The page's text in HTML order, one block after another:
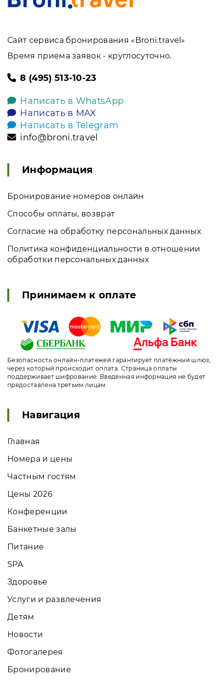
Сайт сервиса бронирования «Broni.travel»
Время приема заявок - круглосуточно.
8 (495) 513-10-23
Написать в WhatsApp
Написать в MAX
Написать в Telegram
info@broni.travel
Информация
Бронирование номеров онлайн
Способы оплаты, возврат
Согласие на обработку персональных данных
Политика конфиденциальности в отношении
обработки персональных данных
Принимаем к оплате
Безопасность онлайн-платежей гарантирует платёжный шлюз,
через который происходит оплата. Страница оплаты
поддерживает шифрование. Введенная информация не будет
предоставлена третьим лицам.
Навигация
Главная
Номера и цены
Частным гостям
Цены 2026
Конференции
Банкетные залы
Питание
SPA
Здоровье
Услуги и развлечения
Детям
Новости
Фотогалерея
Бронирование